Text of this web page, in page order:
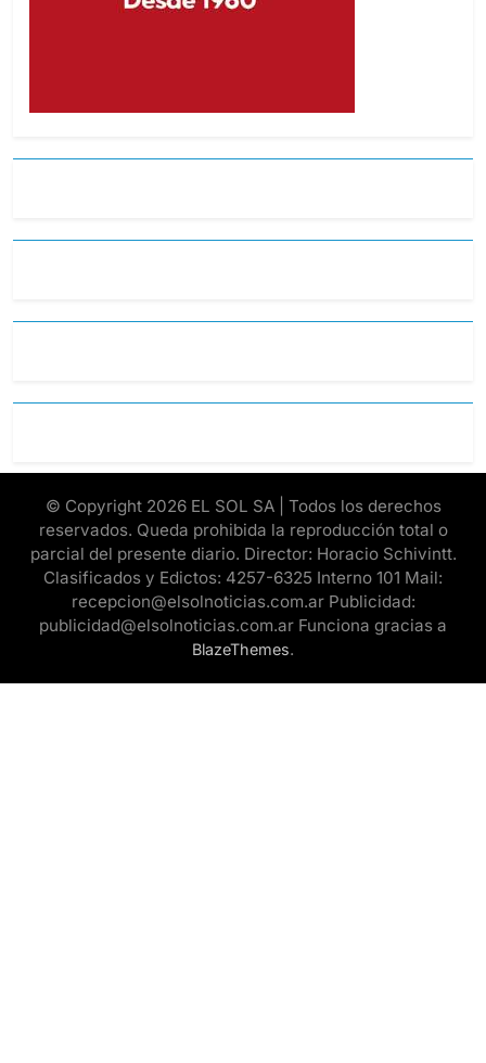
© Copyright 2026 EL SOL SA | Todos los derechos
reservados. Queda prohibida la reproducción total o
parcial del presente diario. Director: Horacio Schivintt.
Clasificados y Edictos: 4257-6325 Interno 101 Mail:
recepcion@elsolnoticias.com.ar Publicidad:
publicidad@elsolnoticias.com.ar Funciona gracias a
BlazeThemes.